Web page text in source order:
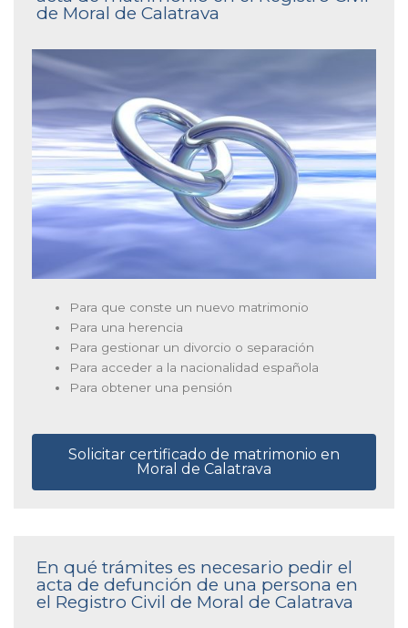
de Moral de Calatrava
Para que conste un nuevo matrimonio
Para una herencia
Para gestionar un divorcio o separación
Para acceder a la nacionalidad española
Para obtener una pensión
Solicitar certificado de matrimonio en
Moral de Calatrava
En qué trámites es necesario pedir el
acta de defunción de una persona en
el Registro Civil de Moral de Calatrava